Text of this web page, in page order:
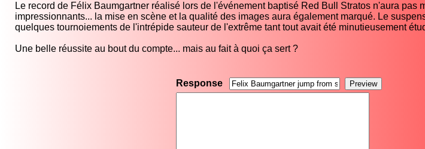
Le record de Félix Baumgartner réalisé lors de l'événement baptisé Red Bull Stratos n'aura pas
impressionnants... la mise en scène et la qualité des images aura également marqué. Le
quelques tournoiements de l'intrépide sauteur de l'extrême tant tout avait été minutieusement
Une belle réussite au bout du compte... mais au fait à quoi ça sert ?
Response